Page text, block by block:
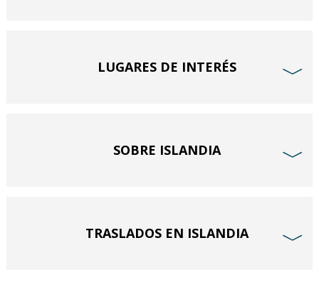
LUGARES DE INTERÉS ﹀
SOBRE ISLANDIA ﹀
TRASLADOS EN ISLANDIA ﹀